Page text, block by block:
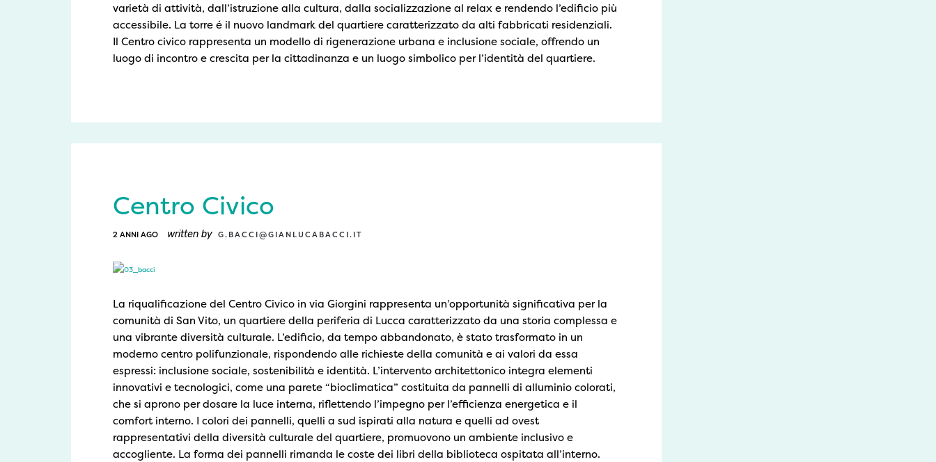
varietà di attività, dall’istruzione alla cultura, dalla socializzazione al relax e rendendo l’edificio più
accessibile. La torre é il nuovo landmark del quartiere caratterizzato da alti fabbricati residenziali.
Il Centro civico rappresenta un modello di rigenerazione urbana e inclusione sociale, offrendo un
luogo di incontro e crescita per la cittadinanza e un luogo simbolico per l’identità del quartiere.
Centro Civico
2 ANNI AGO written by G.BACCI@GIANLUCABACCI.IT
La riqualificazione del Centro Civico in via Giorgini rappresenta un’opportunità significativa per la
comunità di San Vito, un quartiere della periferia di Lucca caratterizzato da una storia complessa e
una vibrante diversità culturale. L’edificio, da tempo abbandonato, è stato trasformato in un
moderno centro polifunzionale, rispondendo alle richieste della comunità e ai valori da essa
espressi: inclusione sociale, sostenibilità e identità. L’intervento architettonico integra elementi
innovativi e tecnologici, come una parete “bioclimatica” costituita da pannelli di alluminio colorati,
che si aprono per dosare la luce interna, riflettendo l’impegno per l’efficienza energetica e il
comfort interno. I colori dei pannelli, quelli a sud ispirati alla natura e quelli ad ovest
rappresentativi della diversità culturale del quartiere, promuovono un ambiente inclusivo e
accogliente. La forma dei pannelli rimanda le coste dei libri della biblioteca ospitata all’interno.